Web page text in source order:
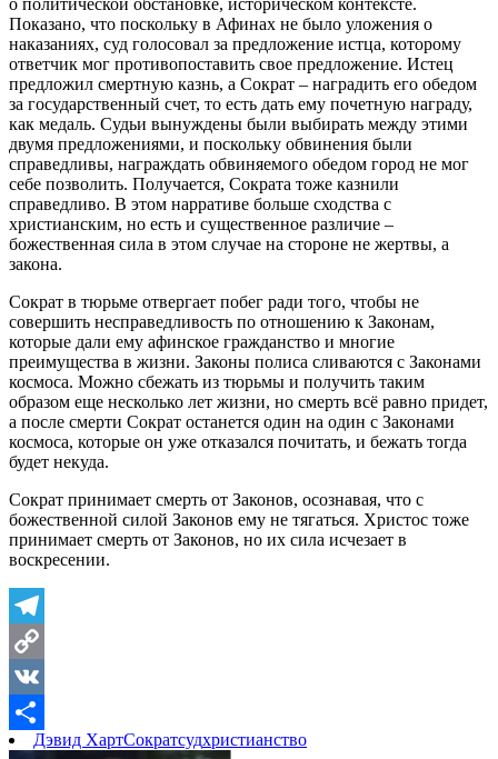
о политической обстановке, историческом контексте.
Показано, что поскольку в Афинах не было уложения о
наказаниях, суд голосовал за предложение истца, которому
ответчик мог противопоставить свое предложение. Истец
предложил смертную казнь, а Сократ – наградить его обедом
за государственный счет, то есть дать ему почетную награду,
как медаль. Судьи вынуждены были выбирать между этими
двумя предложениями, и поскольку обвинения были
справедливы, награждать обвиняемого обедом город не мог
себе позволить. Получается, Сократа тоже казнили
справедливо. В этом нарративе больше сходства с
христианским, но есть и существенное различие –
божественная сила в этом случае на стороне не жертвы, а
закона.
Сократ в тюрьме отвергает побег ради того, чтобы не
совершить несправедливость по отношению к Законам,
которые дали ему афинское гражданство и многие
преимущества в жизни. Законы полиса сливаются с Законами
космоса. Можно сбежать из тюрьмы и получить таким
образом еще несколько лет жизни, но смерть всё равно придет,
а после смерти Сократ останется один на один с Законами
космоса, которые он уже отказался почитать, и бежать тогда
будет некуда.
Сократ принимает смерть от Законов, осознавая, что с
божественной силой Законов ему не тягаться. Христос тоже
принимает смерть от Законов, но их сила исчезает в
воскресении.
Telegram
Copy
Link
VK
Отправить
Дэвид ХартСократсудхристианство